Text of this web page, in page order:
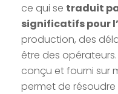
ce qui se traduit
significatifs pour
production, des
être des
conçu et fourni sur
permet de